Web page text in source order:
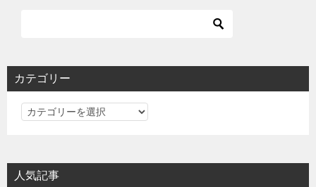
カテゴリー
カ
リ
ー
人気記事